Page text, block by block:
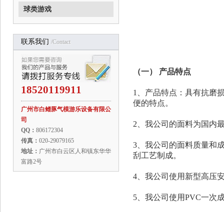
球类游戏
联系我们 /contact
18520119911
广州市白鳍豚气模游乐设备有限公
司
QQ： 806172304
传真： 020-29079165
地址： 广州市白云区人和镇东华华
富路2号
（一） 产品特点
1、产品特点：具有抗磨
便的特点。
2、我公司的面料为国内
3、我公司的面料质量和
刮工艺制成。
4、我公司使用新型高压
5、我公司使用PVC一次